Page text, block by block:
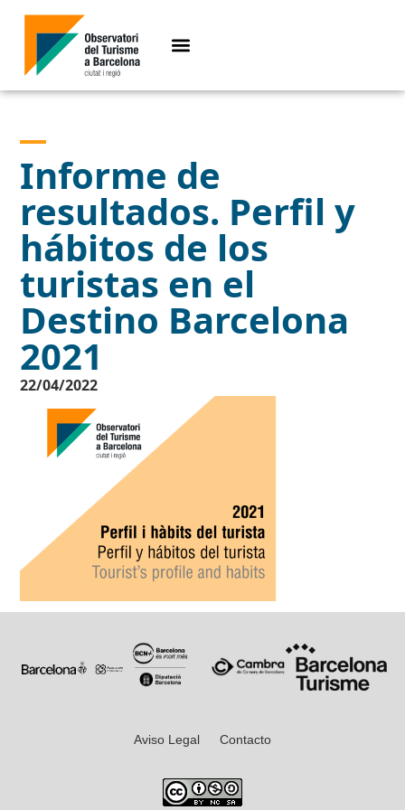
Informe de
resultados. Perfil y
hábitos de los
turistas en el
Destino Barcelona
2021
22/04/2022
Aviso Legal Contacto